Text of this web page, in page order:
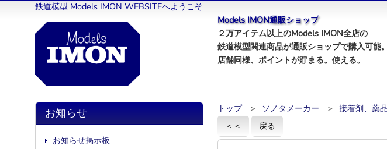
鉄道模型 Models IMON WEBSITEへようこそ
Models IMON通販ショップ
２万アイテム以上のModels IMON全店の
鉄道模型関連商品が通販ショップで購入可能。
店舗同様、ポイントが貯まる。使える。
トップ ＞ ソノタメーカー ＞ 接着剤、薬
＜＜
戻る
お知らせ
お知らせ掲示板